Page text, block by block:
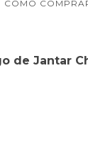
COMO
de Jantar